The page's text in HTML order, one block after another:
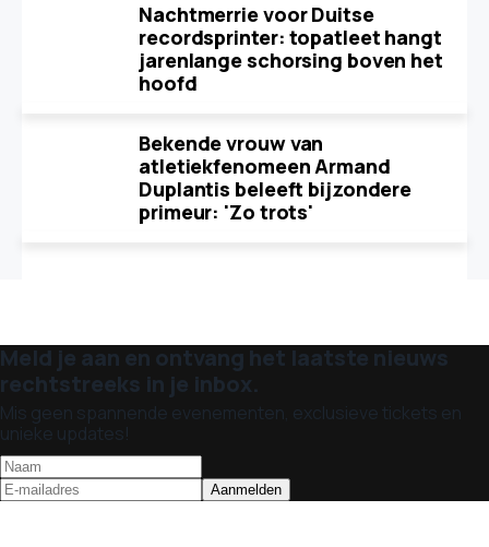
Nachtmerrie voor Duitse
recordsprinter: topatleet hangt
jarenlange schorsing boven het
hoofd
Bekende vrouw van
atletiekfenomeen Armand
Duplantis beleeft bijzondere
primeur: 'Zo trots'
Meld je aan en ontvang het laatste nieuws
rechtstreeks in je inbox.
Mis geen spannende evenementen, exclusieve tickets en
unieke updates!